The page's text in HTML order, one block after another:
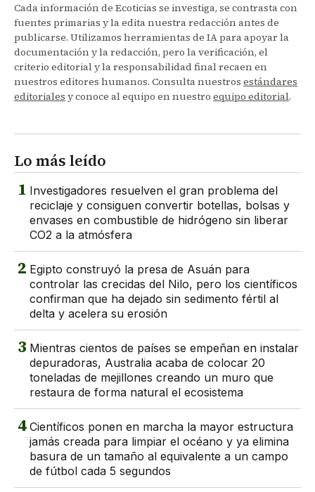
Cada información de Ecoticias se investiga, se contrasta con
fuentes primarias y la edita nuestra redacción antes de
publicarse. Utilizamos herramientas de IA para apoyar la
documentación y la redacción, pero la verificación, el
criterio editorial y la responsabilidad final recaen en
nuestros editores humanos. Consulta nuestros estándares
editoriales y conoce al equipo en nuestro equipo editorial.
Lo más leído
1 Investigadores resuelven el gran problema del
reciclaje y consiguen convertir botellas, bolsas y
envases en combustible de hidrógeno sin liberar
CO2 a la atmósfera
2 Egipto construyó la presa de Asuán para
controlar las crecidas del Nilo, pero los científicos
confirman que ha dejado sin sedimento fértil al
delta y acelera su erosión
3 Mientras cientos de países se empeñan en instalar
depuradoras, Australia acaba de colocar 20
toneladas de mejillones creando un muro que
restaura de forma natural el ecosistema
4 Científicos ponen en marcha la mayor estructura
jamás creada para limpiar el océano y ya elimina
basura de un tamaño al equivalente a un campo
de fútbol cada 5 segundos